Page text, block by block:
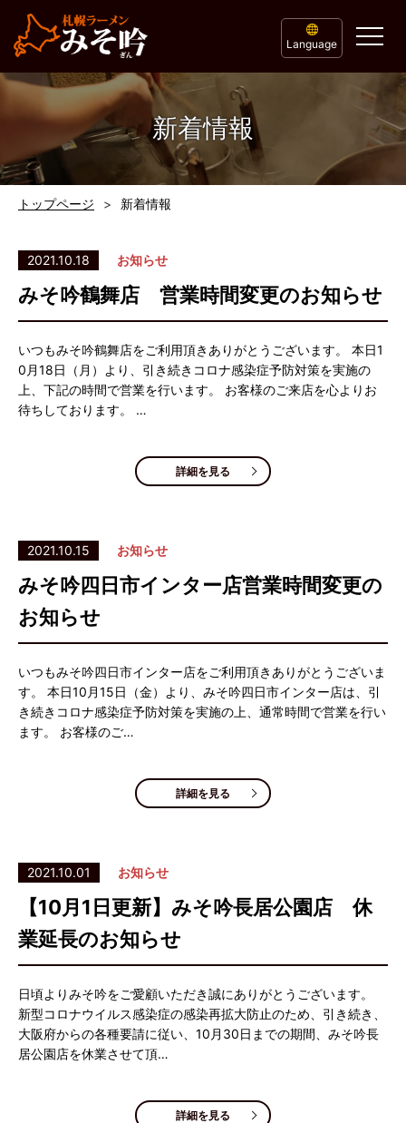
Language
新着情報
トップページ 新着情報
2021.10.18 お知らせ
みそ吟鶴舞店 営業時間変更のお知らせ
いつもみそ吟鶴舞店をご利用頂きありがとうございます。 本日1
0月18日（月）より、引き続きコロナ感染症予防対策を実施の
上、下記の時間で営業を行います。 お客様のご来店を心よりお
待ちしております。 …
詳細を見る
2021.10.15 お知らせ
みそ吟四日市インター店営業時間変更の
お知らせ
いつもみそ吟四日市インター店をご利用頂きありがとうございま
す。 本日10月15日（金）より、みそ吟四日市インター店は、引
き続きコロナ感染症予防対策を実施の上、通常時間で営業を行い
ます。 お客様のご…
詳細を見る
2021.10.01 お知らせ
【10月1日更新】みそ吟長居公園店 休
業延長のお知らせ
日頃よりみそ吟をご愛顧いただき誠にありがとうございます。
新型コロナウイルス感染症の感染再拡大防止のため、引き続き、
大阪府からの各種要請に従い、10月30日までの期間、みそ吟長
居公園店を休業させて頂…
詳細を見る